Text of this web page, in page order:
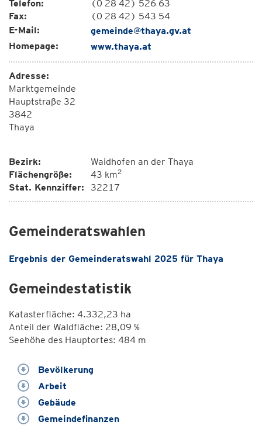
Telefon:
(0 28 42) 526 63
Fax:
(0 28 42) 543 54
E-Mail:
gemeinde@thaya.gv.at
Homepage:
www.thaya.at
Adresse:
Marktgemeinde
Hauptstraße 32
3842
Thaya
Bezirk:
Waidhofen an der Thaya
Flächengröße:
43 km2
Stat. Kennziffer: 32217
Gemeinderatswahlen
Ergebnis der Gemeinderatswahl 2025 für Thaya
Gemeindestatistik
Katasterfläche: 4.332,23 ha
Anteil der Waldfläche: 28,09 %
Seehöhe des Hauptortes: 484 m
Bevölkerung
Arbeit
Gebäude
Gemeindefinanzen